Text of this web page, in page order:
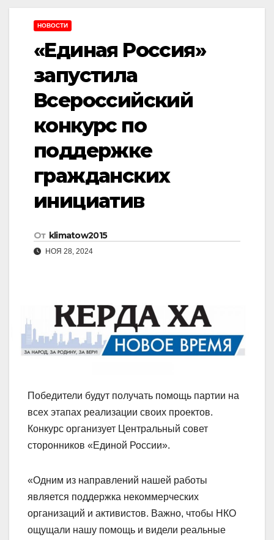
НОВОСТИ
«Единая Россия»
запустила
Всероссийский
конкурс по
поддержке
гражданских
инициатив
От klimatow2015
НОЯ 28, 2024
Победители будут получать помощь партии на
всех этапах реализации своих проектов.
Конкурс организует Центральный совет
сторонников «Единой России».
«Одним из направлений нашей работы
является поддержка некоммерческих
организаций и активистов. Важно, чтобы НКО
ощущали нашу помощь и видели реальные